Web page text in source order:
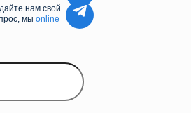
нам свой
мы online